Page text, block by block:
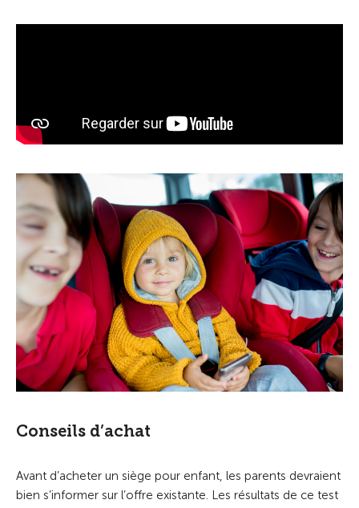
Conseils d’achat
Avant d’acheter un siège pour enfant, les parents devraient
bien s’informer sur l’offre existante. Les résultats de ce test